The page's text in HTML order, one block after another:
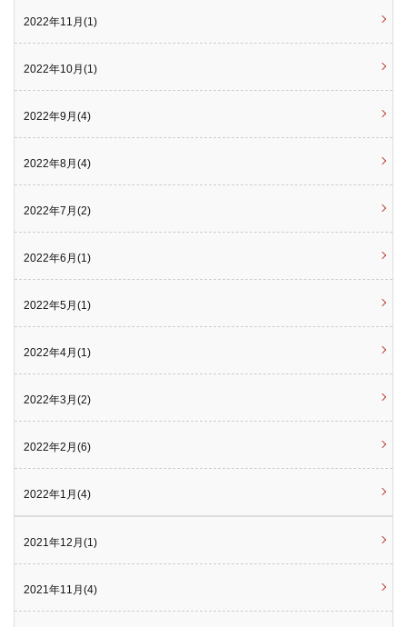
2022年11月(1)
2022年10月(1)
2022年9月(4)
2022年8月(4)
2022年7月(2)
2022年6月(1)
2022年5月(1)
2022年4月(1)
2022年3月(2)
2022年2月(6)
2022年1月(4)
2021年12月(1)
2021年11月(4)